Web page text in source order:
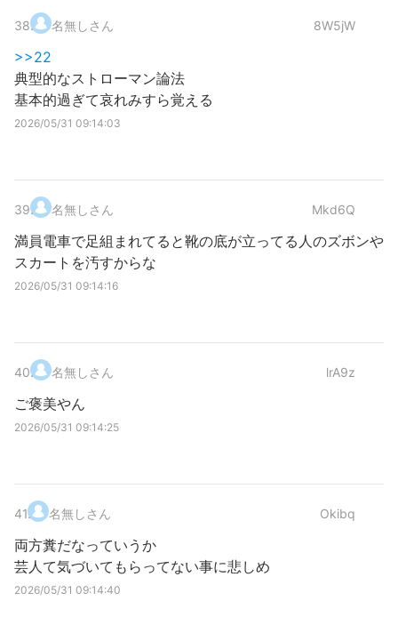
38. 名無しさん 8W5jW
>>22
典型的なストローマン論法
基本的過ぎて哀れみすら覚える
2026/05/31 09:14:03
39. 名無しさん Mkd6Q
満員電車で足組まれてると靴の底が立ってる人のズボンや
スカートを汚すからな
2026/05/31 09:14:16
40. 名無しさん lrA9z
ご褒美やん
2026/05/31 09:14:25
41. 名無しさん Okibq
両方糞だなっていうか
芸人て気づいてもらってない事に悲しめ
2026/05/31 09:14:40